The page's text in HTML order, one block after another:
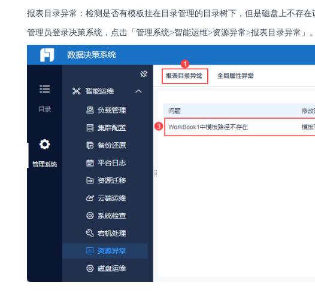
报表目录异常：检测是否有模板挂在目录管理的目录树下，但是磁盘上不存在
管理员登录决策系统，点击「管理系统>智能运维>资源异常>报表目录异常